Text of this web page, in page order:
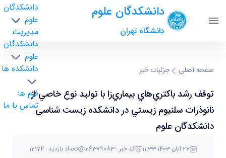
دانشکدگان علوم
دانشگاه تهران
دانشکدگان
علوم
مدیریت
دانشکدگان
علوم
دانشکده ها
فرم ها
تماس با ما
توقف رشد باكتري‌هاي بيماري‌زا با توليد نوع خاصي
از نانوذرات سلنيوم زيستي در دانشکده زیست
شناسی دانشكدگان علوم - science- دانشکدگان
علوم
صفحه اصلی جزئیات خبر
توقف رشد باكتري‌هاي بيماري‌زا با توليد نوع خاصي از
نانوذرات سلنيوم زيستي در دانشکده زیست شناسی
دانشكدگان علوم
27 آبان 1403 11:33 کد خبر : 26379083 تعداد بازدید : 12174